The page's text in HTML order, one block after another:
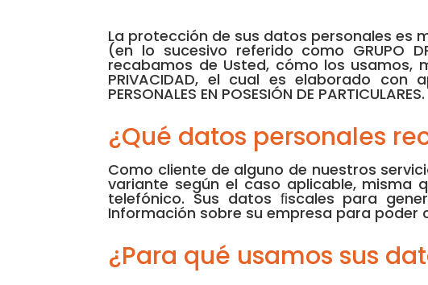
La protección de sus datos personales es
(en lo sucesivo referido como GRUPO
recabamos de Usted, cómo los usamos,
PRIVACIDAD, el cual es elaborado con
PERSONALES EN POSESIÓN DE PARTICULARES.
¿Qué datos personales
Como cliente de alguno de nuestros
variante según el caso aplicable, misma
telefónico. Sus datos ﬁscales para
Información sobre su empresa para
¿Para qué usamos sus